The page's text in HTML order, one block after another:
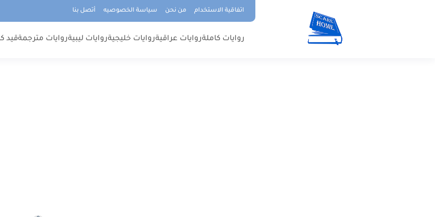
اتفاقية الاستخدام من نحن سياسة الخصوصيه أتصل بنا
روايات كاملةروايات عراقيةروايات خليجيةروايات ليبيةروايات مترجمةقيد